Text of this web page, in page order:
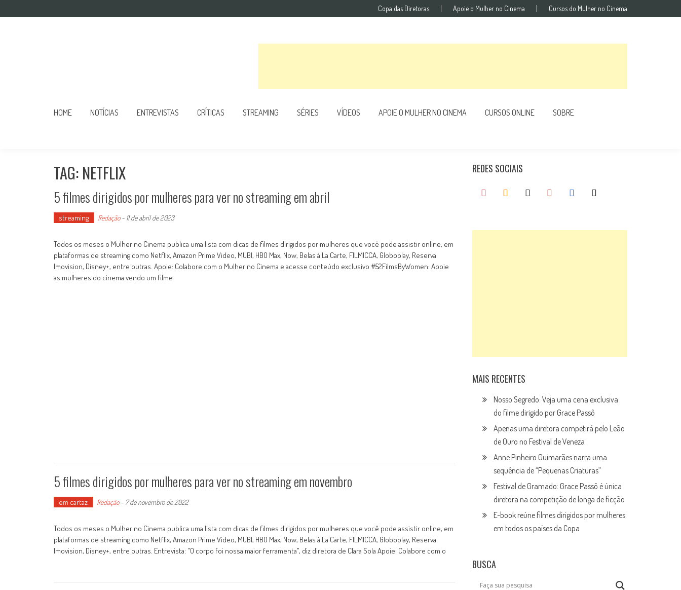
Copa das Diretoras Apoie o Mulher no Cinema Cursos do Mulher no Cinema
HOME NOTÍCIAS ENTREVISTAS CRÍTICAS STREAMING SÉRIES VÍDEOS APOIE O MULHER NO CINEMA CURSOS ONLINE SOBRE
TAG: NETFLIX
5 filmes dirigidos por mulheres para ver no streaming em abril
streaming Redação- 11 de abril de 2023
Todos os meses o Mulher no Cinema publica uma lista com dicas de filmes dirigidos por mulheres que você pode assistir online, em
plataformas de streaming como Netflix, Amazon Prime Video, MUBI, HBO Max, Now, Belas à La Carte, FILMICCA, Globoplay, Reserva
Imovision, Disney+, entre outras. Apoie: Colabore com o Mulher no Cinema e acesse conteúdo exclusivo #52FilmsByWomen: Apoie
as mulheres do cinema vendo um filme
5 filmes dirigidos por mulheres para ver no streaming em novembro
em cartaz Redação- 7 de novembro de 2022
Todos os meses o Mulher no Cinema publica uma lista com dicas de filmes dirigidos por mulheres que você pode assistir online, em
plataformas de streaming como Netflix, Amazon Prime Video, MUBI, HBO Max, Now, Belas à La Carte, FILMICCA, Globoplay, Reserva
Imovision, Disney+, entre outras. Entrevista: "O corpo foi nossa maior ferramenta", diz diretora de Clara Sola Apoie: Colabore com o
REDES SOCIAIS
MAIS RECENTES
Nosso Segredo: Veja uma cena exclusiva
do filme dirigido por Grace Passô
Apenas uma diretora competirá pelo Leão
de Ouro no Festival de Veneza
Anne Pinheiro Guimarães narra uma
sequência de “Pequenas Criaturas”
Festival de Gramado: Grace Passô é única
diretora na competição de longa de ficção
E-book reúne filmes dirigidos por mulheres
em todos os países da Copa
BUSCA